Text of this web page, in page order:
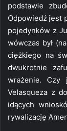
podstawie
Odpowiedź jest
pojedynków z
wówczas był
ciężkiego na
dwukrotnie
wrażenie. Czy
Velasqueza z
idących
rywalizację